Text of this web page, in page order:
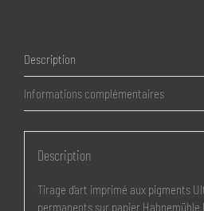
Description
Informations complémentaires
Description
Tirage d’art imprimé aux pigments
permanents sur papier